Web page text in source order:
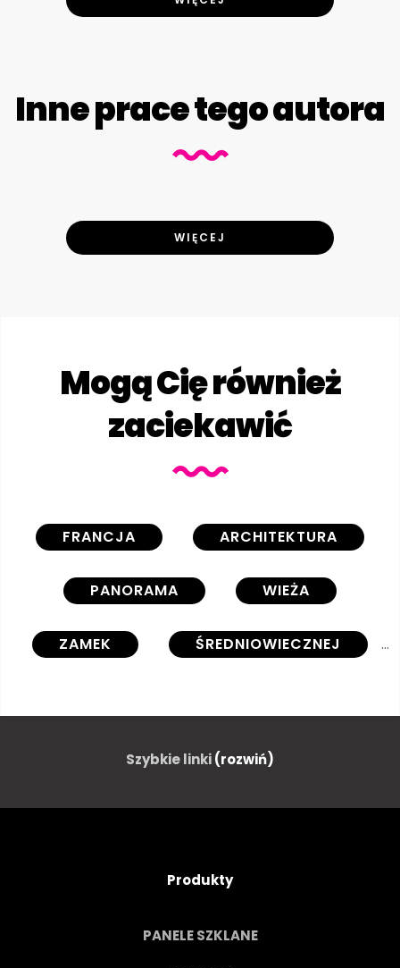
Inne prace tego autora
WIĘCEJ
Mogą Cię również
zaciekawić
FRANCJA ARCHITEKTURA
PANORAMA WIEŻA
ZAMEK ŚREDNIOWIECZNEJ
BUDYNEK BUDYNEK
ŚCIANA KOŚCIÓŁ
Szybkie linki(rozwiń)
Produkty
PANELE SZKLANE